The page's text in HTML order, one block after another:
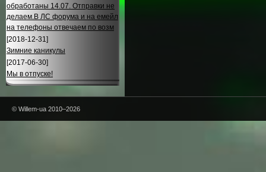
обработаны 14.07. Отправки не
делаем.В ЛС форума и на емейл
на телефоны отвечаем по возм
[2018-12-31]
Зимние каникулы
[2017-06-30]
Мы в отпуске!
© Willem-ua 2010–2026